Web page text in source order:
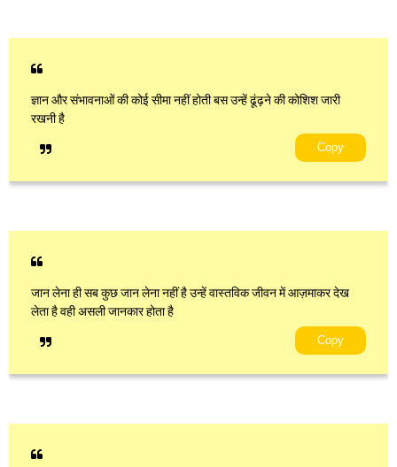
ज्ञान और संभावनाओं की कोई सीमा नहीं होती बस उन्हें ढूंढ़ने की कोशिश जारी
रखनी है
Copy
जान लेना ही सब कुछ जान लेना नहीं है उन्हें वास्तविक जीवन में आज़माकर देख
लेता है वही असली जानकार होता है
Copy